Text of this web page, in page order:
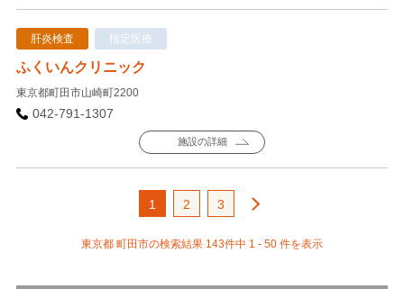
肝炎検査 指定医療
ふくいんクリニック
東京都町田市山崎町2200
042-791-1307
施設の詳細
1 2 3
東京都 町田市の検索結果 143件中 1 - 50 件を表示